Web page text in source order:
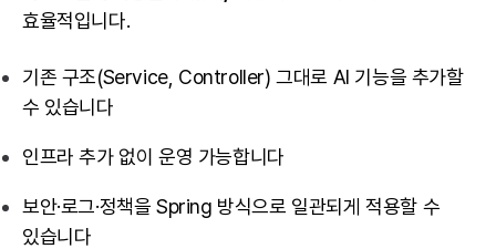
효율적입니다.
기존 구조(Service, Controller) 그대로 AI 기능을 추가할
수 있습니다
인프라 추가 없이 운영 가능합니다
보안·로그·정책을 Spring 방식으로 일관되게 적용할 수
있습니다